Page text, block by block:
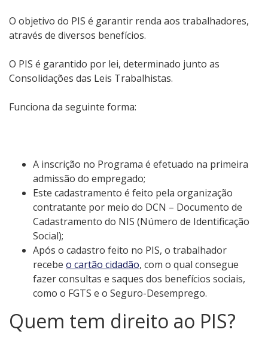
O objetivo do PIS é garantir renda aos trabalhadores,
através de diversos benefícios.
O PIS é garantido por lei, determinado junto as
Consolidações das Leis Trabalhistas.
Funciona da seguinte forma:
A inscrição no Programa é efetuado na primeira
admissão do empregado;
Este cadastramento é feito pela organização
contratante por meio do DCN – Documento de
Cadastramento do NIS (Número de Identificação
Social);
Após o cadastro feito no PIS, o trabalhador
recebe o cartão cidadão, com o qual consegue
fazer consultas e saques dos benefícios sociais,
como o FGTS e o Seguro-Desemprego.
Quem tem direito ao PIS?